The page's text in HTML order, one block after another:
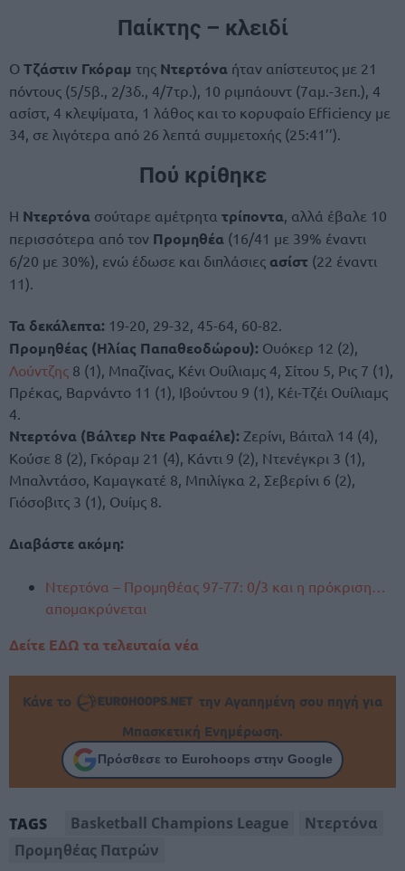
Παίκτης – κλειδί
Ο Τζάστιν Γκόραμ της Ντερτόνα ήταν απίστευτος με 21
πόντους (5/5β., 2/3δ., 4/7τρ.), 10 ριμπάουντ (7αμ.-3επ.), 4
ασίστ, 4 κλεψίματα, 1 λάθος και το κορυφαίο Efficiency με
34, σε λιγότερα από 26 λεπτά συμμετοχής (25:41’’).
Πού κρίθηκε
Η Ντερτόνα σούταρε αμέτρητα τρίποντα , αλλά έβαλε 10
περισσότερα από τον Προμηθέα (16/41 με 39% έναντι
6/20 με 30%), ενώ έδωσε και διπλάσιες ασίστ (22 έναντι
11).
Τα δεκάλεπτα: 19-20, 29-32, 45-64, 60-82.
Προμηθέας (Ηλίας Παπαθεοδώρου): Ουόκερ 12 (2),
Λούντζης 8 (1), Μπαζίνας, Κένι Ουίλιαμς 4, Σίτου 5, Ρις 7 (1),
Πρέκας, Βαρνάντο 11 (1), Ιβούντου 9 (1), Κέι-Τζέι Ουίλιαμς
4.
Ντερτόνα (Βάλτερ Ντε Ραφαέλε): Ζερίνι, Βάιταλ 14 (4),
Κούσε 8 (2), Γκόραμ 21 (4), Κάντι 9 (2), Ντενέγκρι 3 (1),
Μπαλντάσο, Καμαγκατέ 8, Μπιλίγκα 2, Σεβερίνι 6 (2),
Γιόσοβιτς 3 (1), Ουίμς 8.
Διαβάστε ακόμη:
Ντερτόνα – Προμηθέας 97-77: 0/3 και η πρόκριση…
απομακρύνεται
Δείτε ΕΔΩ τα τελευταία νέα
Κάνε το
την Αγαπημένη σου πηγή για
Μπασκετική Ενημέρωση.
Πρόσθεσε το Eurohoops στην Google
TAGS Basketball Champions League
Ντερτόνα
Προμηθέας Πατρών